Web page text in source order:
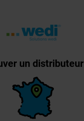
un distributeur